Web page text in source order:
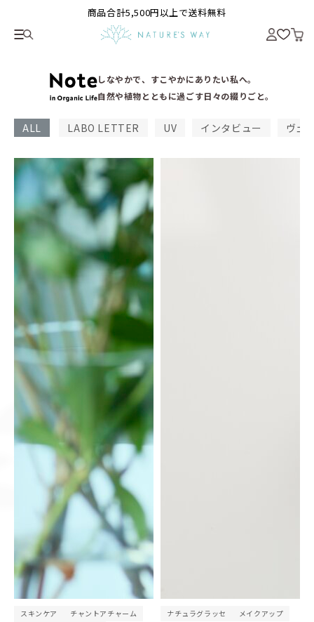
商品合計5,500円以上で送料無料
しなやかで、すこやかにありたい私へ。
自然や植物とともに過ごす日々の綴りごと。
ALL LABO LETTER UV インタビュー ヴェ
スキンケア
チャントアチャーム
ナチュラグラッセ メイクアップ